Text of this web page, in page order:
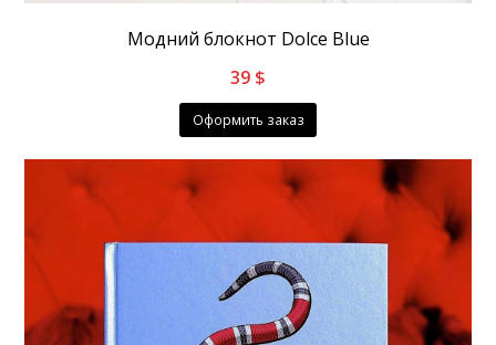
Модний блокнот Dolce Blue
39 $
Оформить заказ